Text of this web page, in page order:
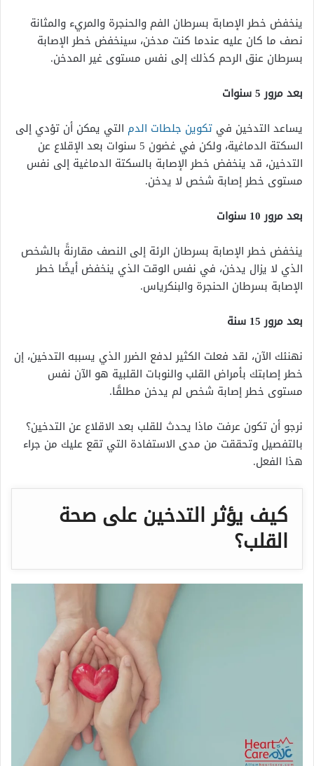
ينخفض خطر الإصابة بسرطان الفم والحنجرة والمريء والمثانة
نصف ما كان عليه عندما كنت مدخن، سينخفض خطر الإصابة
بسرطان عنق الرحم كذلك إلى نفس مستوى غير المدخن.
بعد مرور 5 سنوات
يساعد التدخين في تكوين جلطات الدم التي يمكن أن تؤدي إلى
السكتة الدماغية، ولكن في غضون 5 سنوات بعد الإقلاع عن
التدخين، قد ينخفض خطر الإصابة بالسكتة الدماغية إلى نفس
مستوى خطر إصابة شخص لا يدخن.
بعد مرور 10 سنوات
ينخفض خطر الإصابة بسرطان الرئة إلى النصف مقارنةً بالشخص
الذي لا يزال يدخن، في نفس الوقت الذي ينخفض أيضًا خطر
الإصابة بسرطان الحنجرة والبنكرياس.
بعد مرور 15 سنة
نهنئك الآن، لقد فعلت الكثير لدفع الضرر الذي يسببه التدخين، إن
خطر إصابتك بأمراض القلب والنوبات القلبية هو الآن نفس
مستوى خطر إصابة شخص لم يدخن مطلقًا.
نرجو أن تكون عرفت ماذا يحدث للقلب بعد الاقلاع عن التدخين؟
بالتفصيل وتحققت من مدى الاستفادة التي تقع عليك من جراء
هذا الفعل.
كيف يؤثر التدخين على صحة
القلب؟